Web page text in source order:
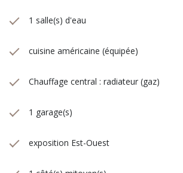
1 salle(s) d'eau
cuisine américaine (équipée)
Chauffage central : radiateur (gaz)
1 garage(s)
exposition Est-Ouest